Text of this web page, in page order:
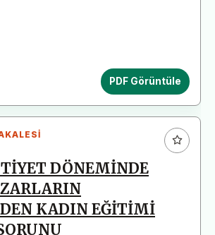
PDF Görüntüle
DÖNEMİNDE
KADIN EĞİTİMİ